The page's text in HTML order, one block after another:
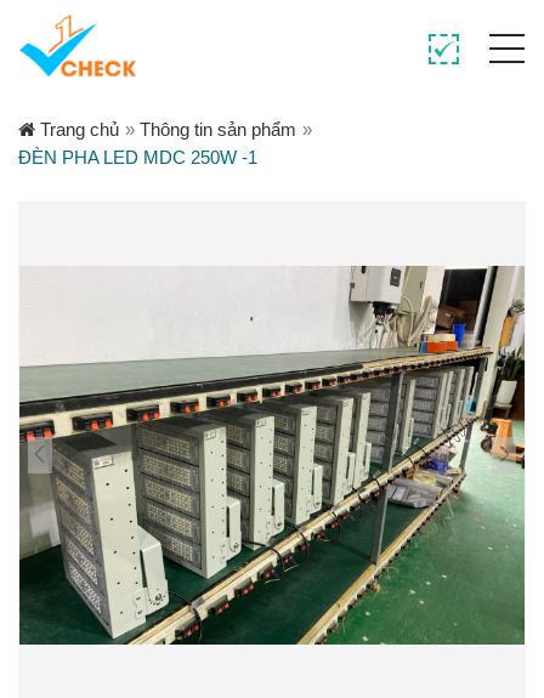
Trang chủ » Thông tin sản phẩm »
ĐÈN PHA LED MDC 250W -1